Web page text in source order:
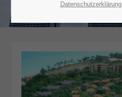
Datenschutzerklärung